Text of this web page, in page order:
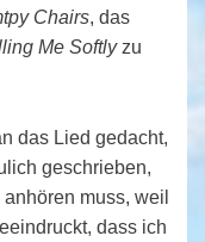
Chairs, das
Me Softlyzu
das Lied gedacht,
geschrieben,
muss, weil
dass ich